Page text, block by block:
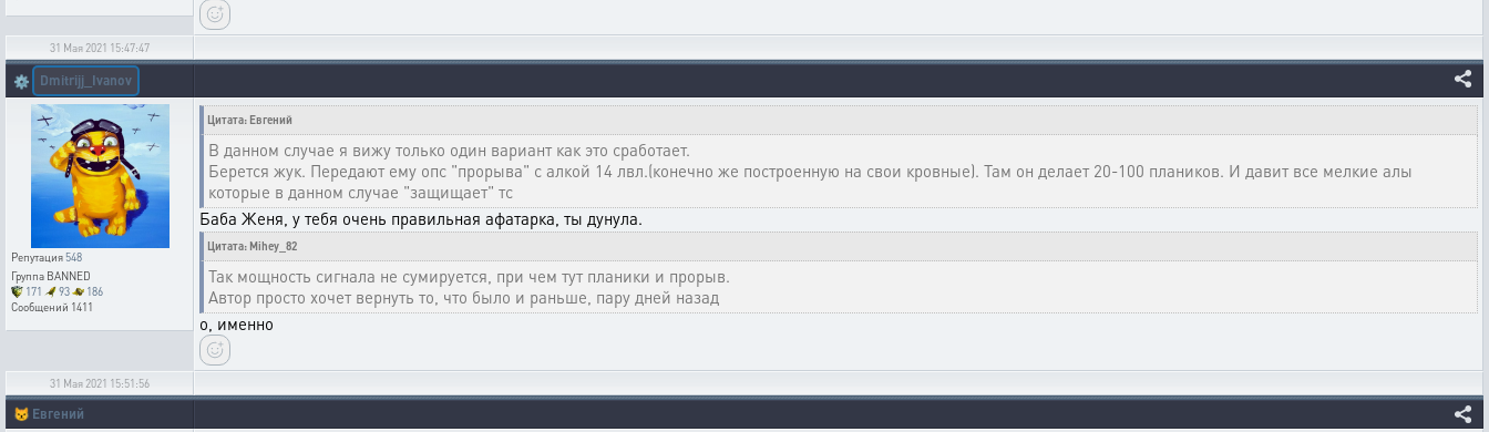
31 Мая 2021 15:47:47
⚙️ Dmitrijj_Ivanov
Репутация 548
Группа BANNED
171
93
186
Сообщений 1411
Цитата: Евгений
В данном случае я вижу только один вариант как это сработает.
Берется жук. Передают ему опс "прорыва" с алкой 14 лвл.(конечно же построенную на свои кровные). Там он делает 20-100 плаников. И давит все мелкие алы
которые в данном случае "защищает" тс
Баба Женя, у тебя очень правильная афатарка, ты дунула.
Цитата: Mihey_82
Так мощность сигнала не сумируется, при чем тут планики и прорыв.
Автор просто хочет вернуть то, что было и раньше, пару дней назад
о, именно
31 Мая 2021 15:51:56
😾 Евгений